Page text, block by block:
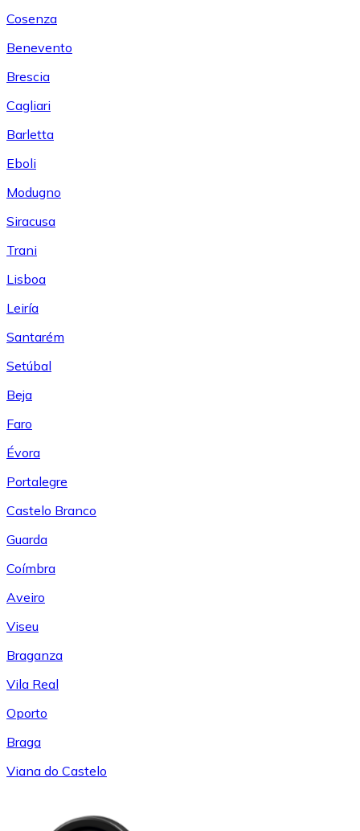
Cosenza
Benevento
Brescia
Cagliari
Barletta
Eboli
Modugno
Siracusa
Trani
Lisboa
Leiría
Santarém
Setúbal
Beja
Faro
Évora
Portalegre
Castelo Branco
Guarda
Coímbra
Aveiro
Viseu
Braganza
Vila Real
Oporto
Braga
Viana do Castelo